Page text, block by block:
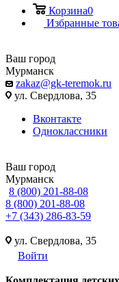
Корзина0
Избранные
Ваш город
Мурманск
zakaz@gk-teremok.ru
ул. Свердлова, 35
Вконтакте
Одноклассники
Ваш город
Мурманск
8 (800) 201-88-08
8 (800) 201-88-08
+7 (343) 286-83-59
ул. Свердлова, 35
Войти